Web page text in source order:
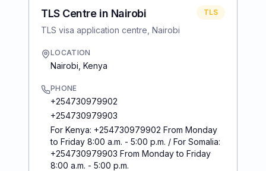
TLS Centre in Nairobi
TLS visa application centre, Nairobi
TLS
LOCATION
Nairobi Kenya
PHONE
+254730979902
+254730979903
For Kenya: +254730979902 From Monday
to Friday 8:00 a.m. - 5:00 p.m. / For Somalia:
+254730979903 From Monday to Friday
8:00 a.m. - 5:00 p.m.